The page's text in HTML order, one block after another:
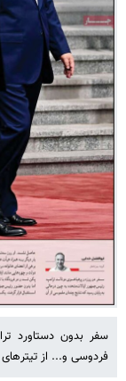
سفر بدون دستاورد
فردوسی و... از